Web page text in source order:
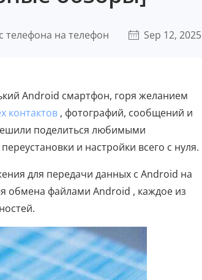
телефона на телефон Sep 12, 2025
Android смартфон, горя желанием
контактов , фотографий, сообщений и
поделиться любимыми
и настройки всего с нуля.
для передачи данных с Android на
обмена файлами Android , каждое из